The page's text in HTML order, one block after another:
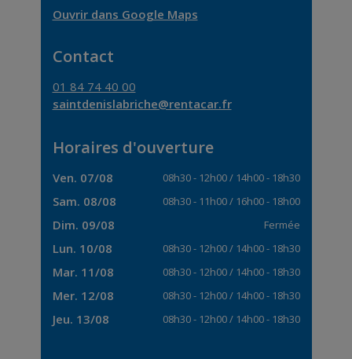
Ouvrir dans Google Maps
Contact
01 84 74 40 00
saintdenislabriche@rentacar.fr
Horaires d'ouverture
Ven. 07/08 08h30- 12h00/ 14h00- 18h30
Sam. 08/08 08h30- 11h00/ 16h00- 18h00
Dim. 09/08 Fermée
Lun. 10/08 08h30- 12h00/ 14h00- 18h30
Mar. 11/08 08h30- 12h00/ 14h00- 18h30
Mer. 12/08 08h30- 12h00/ 14h00- 18h30
Jeu. 13/08 08h30- 12h00/ 14h00- 18h30